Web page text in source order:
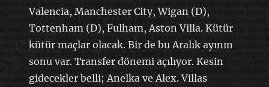
Valencia, Manchester City, Wigan (D),
Tottenham (D), Fulham, Aston Villa. Kütür
kütür maçlar olacak. Bir de bu Aralık ayının
sonu var. Transfer dönemi açılıyor. Kesin
gidecekler belli; Anelka ve Alex. Villas